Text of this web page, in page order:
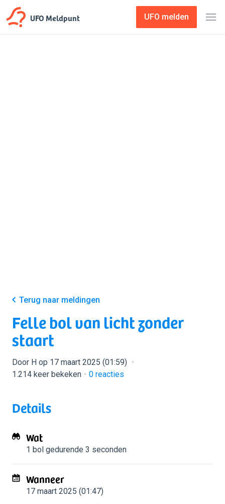
UFO Meldpunt UFO melden
Terug naar meldingen
Felle bol van licht zonder
staart
Door H op 17 maart 2025 (01:59)
1.214 keer bekeken
0 reacties
Details
Wat
1 bol gedurende 3 seconden
Wanneer
17 maart 2025 (01:47)